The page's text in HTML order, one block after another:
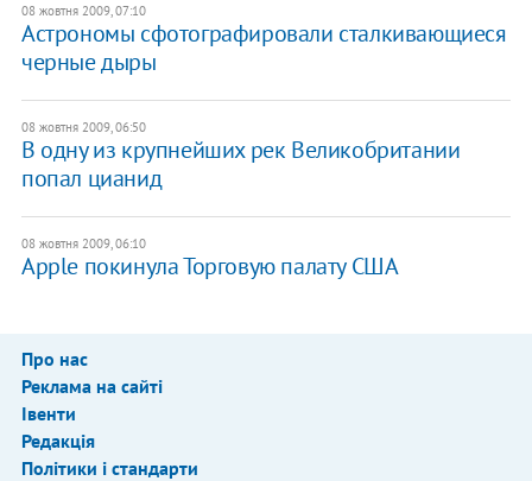
08 жовтня 2009, 07:10
Астрономы сфотографировали сталкивающиеся
черные дыры
08 жовтня 2009, 06:50
В одну из крупнейших рек Великобритании
попал цианид
08 жовтня 2009, 06:10
Apple покинула Торговую палату США
Про нас
Реклама на сайті
Івенти
Редакція
Політики і стандарти